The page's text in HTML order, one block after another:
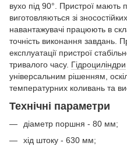
вухо під 90°. Пристрої мають
виготовляються зі
навантажувачі працюють в
точність виконання завдань.
експлуатації пристрої
тривалого часу. Гідроциліндри
універсальним рішенням,
температурних коливань та
Технічні параметри
діаметр поршня - 80 мм;
хід штоку - 630 мм;